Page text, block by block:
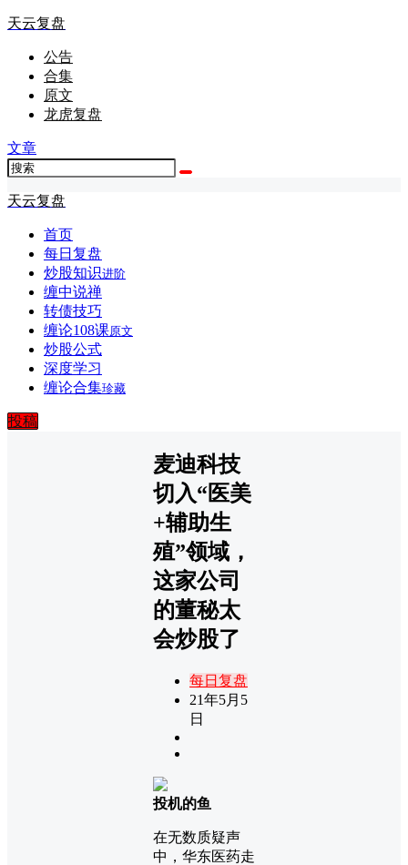
天云复盘
公告
合集
原文
龙虎复盘
文章
天云复盘
首页
每日复盘
炒股知识进阶
缠中说禅
转债技巧
缠论108课原文
炒股公式
深度学习
缠论合集珍藏
投稿
麦迪科技
切入“医美
+辅助生
殖”领域，
这家公司
的董秘太
会炒股了
每日复盘
21年5月5
日
投机的鱼
在无数质疑声
中，华东医药走